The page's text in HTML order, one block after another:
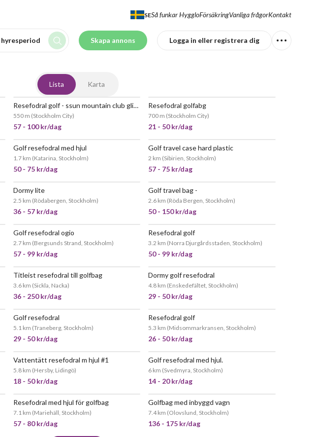
SESå funkar HyggloFörsäkringVanliga frågorKontakt
Skapa annons Logga in eller registrera dig
Lista Karta
Resefodral golf - ssun mountain club glider
550 m (Stockholm City)
57 - 100 kr/dag
Resefodral golfabg
700 m (Stockholm City)
21 - 50 kr/dag
Golf resefodral med hjul
1.7 km (Katarina, Stockholm)
50 - 75 kr/dag
Golf travel case hard plastic
2 km (Sibirien, Stockholm)
57 - 75 kr/dag
Dormy lite
2.5 km (Rödabergen, Stockholm)
36 - 57 kr/dag
Golf travel bag -
2.6 km (Röda Bergen, Stockholm)
50 - 150 kr/dag
Golf resefodral ogio
2.7 km (Bergsunds Strand, Stockholm)
57 - 99 kr/dag
Resefodral golf
3.2 km (Norra Djurgårdsstaden, Stockholm)
50 - 99 kr/dag
Titleist resefodral till golfbag
3.6 km (Sickla, Nacka)
36 - 250 kr/dag
Dormy golf resefodral
4.8 km (Enskedefältet, Stockholm)
29 - 50 kr/dag
Golf resefodral
5.1 km (Traneberg, Stockholm)
29 - 50 kr/dag
Resefodral golf
5.3 km (Midsommarkransen, Stockholm)
26 - 50 kr/dag
Vattentätt resefodral m hjul #1
5.8 km (Hersby, Lidingö)
18 - 50 kr/dag
Golf resefodral med hjul.
6 km (Svedmyra, Stockholm)
14 - 20 kr/dag
Resefodral med hjul för golfbag
7.1 km (Mariehäll, Stockholm)
57 - 80 kr/dag
Golfbag med inbyggd vagn
7.4 km (Olovslund, Stockholm)
136 - 175 kr/dag